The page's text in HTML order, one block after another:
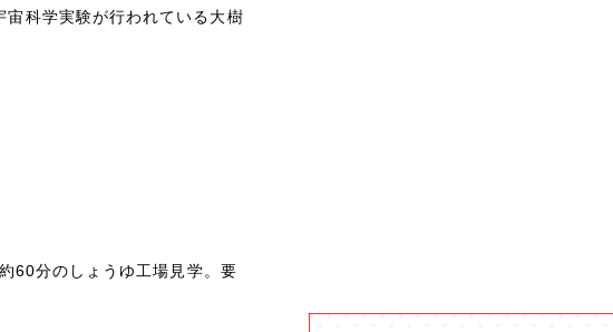
科学実験が行われている大樹
60分のしょうゆ工場見学。要